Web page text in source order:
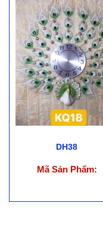
DH38
Mã Sản Phẩm: